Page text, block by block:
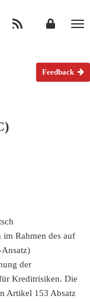
Feedback
im Rahmen des auf
Ansatz)
der
Kreditrisiken. Die
Artikel 153 Absatz